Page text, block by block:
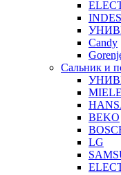
Candy
Сальник и
MIELE
BEKO
LG